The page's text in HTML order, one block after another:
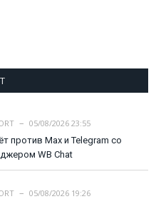
05/08/2026 23:55
против Max и Telegram со
WB Chat
05/08/2026 19:26